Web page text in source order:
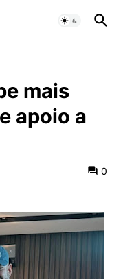
mais
apoio a
0